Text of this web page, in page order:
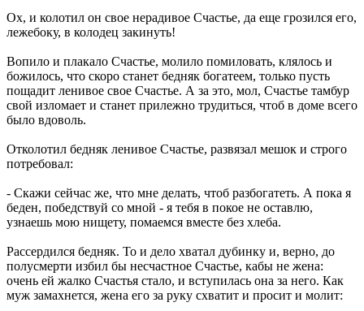
Ох, и колотил он свое нерадивое Счастье, да еще грозился его,
лежебоку, в колодец закинуть!
Вопило и плакало Счастье, молило помиловать, клялось и
божилось, что скоро станет бедняк богатеем, только пусть
пощадит ленивое свое Счастье. А за это, мол, Счастье тамбур
свой изломает и станет прилежно трудиться, чтоб в доме всего
было вдоволь.
Отколотил бедняк ленивое Счастье, развязал мешок и строго
потребовал:
- Скажи сейчас же, что мне делать, чтоб разбогатеть. А пока я
беден, победствуй со мной - я тебя в покое не оставлю,
узнаешь мою нищету, помаемся вместе без хлеба.
Рассердился бедняк. То и дело хватал дубинку и, верно, до
полусмерти избил бы несчастное Счастье, кабы не жена:
очень ей жалко Счастья стало, и вступилась она за него. Как
муж замахнется, жена его за руку схватит и просит и молит: